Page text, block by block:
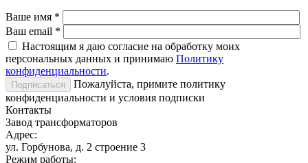
Ваше имя *
Ваш email *
Настоящим я даю согласие на обработку моих
персональных данных и принимаю Политику
конфиденциальности.
Пожалуйста, примите политику
конфиденциальности и условия подписки
Контакты
Завод трансформаторов
Адрес:
ул. Горбунова, д. 2 строение 3
Режим работы: